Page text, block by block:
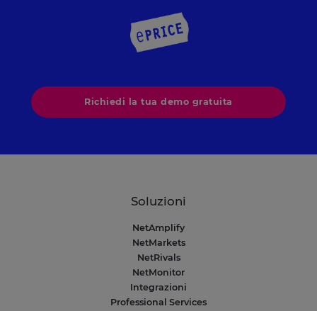
Richiedi la tua demo gratuita
Soluzioni
NetAmplify
NetMarkets
NetRivals
NetMonitor
Integrazioni
Professional Services